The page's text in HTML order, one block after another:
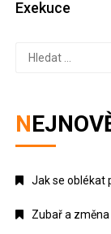
Exekuce
Vyhledávání
Jak se oblékat
Zubař a změna